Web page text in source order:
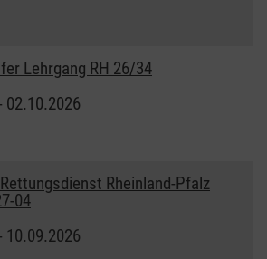
Lehrgang RH 26/34
02.10.2026
Rheinland-Pfalz
04
10.09.2026